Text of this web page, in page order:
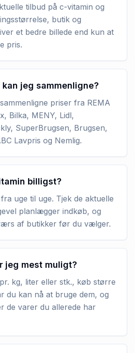
tilbud på c-vitamin og
butik og
et bedre billede end kun at
pris.
jeg sammenligne?
priser fra REMA
Bilka, MENY, Lidl,
SuperBrugsen, Brugsen,
Lavpris og Nemlig.
billigst?
uge til uge. Tjek de aktuelle
planlægger indkøb, og
af butikker før du vælger.
jeg mest muligt?
kg, liter eller stk., køb større
du kan nå at bruge dem, og
de varer du allerede har